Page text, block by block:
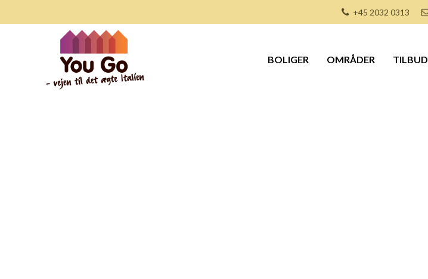
+45 2032 0313
BOLIGER OMRÅDER TILBUD